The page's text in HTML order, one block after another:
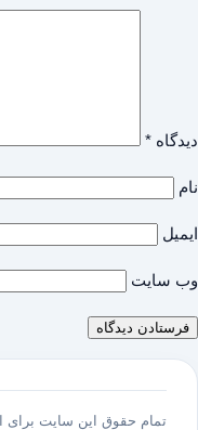
دیدگاه *
نام
ایمیل
وب‌ سایت
تمام حقوق این سایت